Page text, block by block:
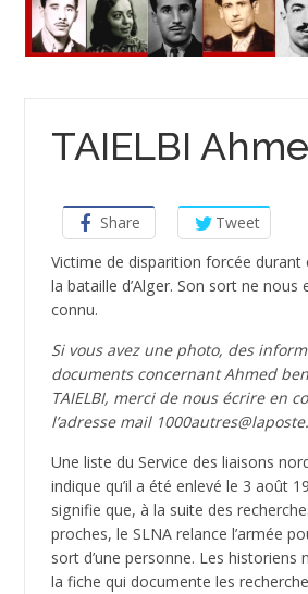
TAIELBI
Share
Tweet
Victime de disparition forcée durant
la bataille d’Alger. Son sort ne nous
connu.
Si vous avez une photo, des
documents concernant Ahmed
TAIELBI, merci de nous écrire en
l’adresse mail
Une liste du Service des liaisons
indique qu’il a été enlevé le 3 août
signifie que, à la suite des
proches, le SLNA relance l’armée
sort d’une personne. Les historiens
la fiche qui documente les